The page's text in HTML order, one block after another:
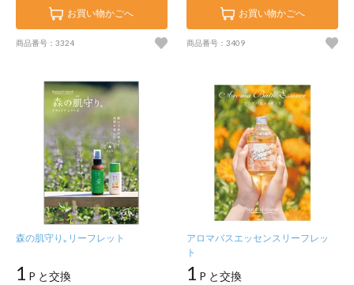
お買い物かごへ
商品番号：3324
お買い物かごへ
商品番号：3409
森の肌守り｡リーフレット
1 P と交換
アロマバスエッセンスリーフレッ
ト
1 P と交換